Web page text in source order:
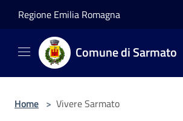
Regione Emilia Romagna
Comune di Sarmato
Home > Vivere Sarmato